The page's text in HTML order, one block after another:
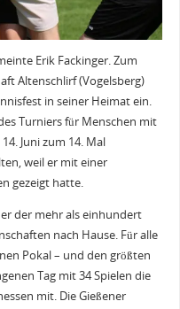
Erik Fackinger. Zum
Altenschlirf (Vogelsberg)
in seiner Heimat ein.
Turniers für Menschen mit
Juni zum 14. Mal
weil er mit einer
gezeigt hatte.
der mehr als einhundert
nach Hause. Für alle
Pokal – und den größten
Tag mit 34 Spielen die
mit. Die Gießener